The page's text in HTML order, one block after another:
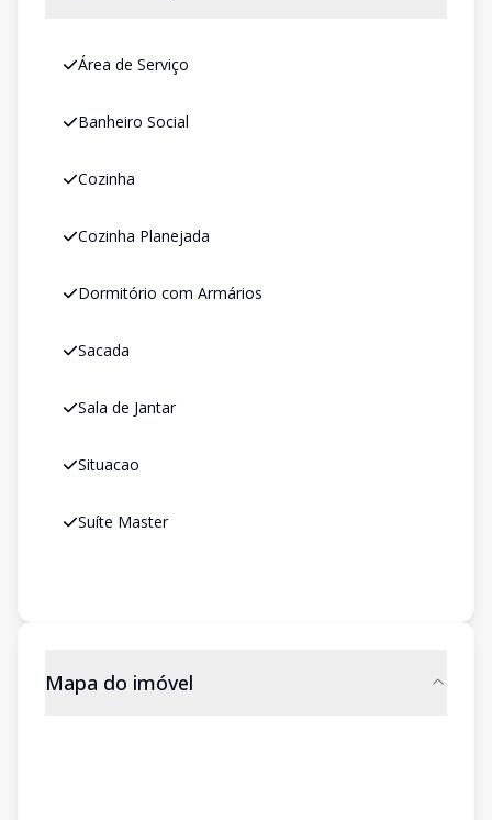
Área de Serviço
Banheiro Social
Cozinha
Cozinha Planejada
Dormitório com Armários
Sacada
Sala de Jantar
Situacao
Suíte Master
Mapa do imóvel